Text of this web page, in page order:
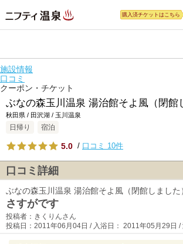
購入済チケットはこちら
施設情報
口コミ
クーポン・チケット
ぶなの森玉川温泉 湯治館そよ風（閉館
秋田県 / 田沢湖 / 玉川温泉
日帰り 宿泊
5.0 / 口コミ 10件
口コミ詳細
ぶなの森玉川温泉 湯治館そよ風（閉館しました
さすがです
投稿者：きくりんさん
投稿日：2011年06月04日 / 入浴日： 2011年05月29日 /